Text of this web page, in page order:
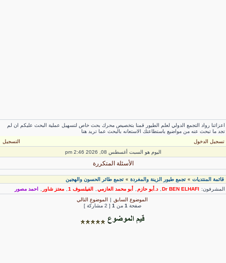
رواد التجمع الدولي لعلم الطيور قمنا بتخصيص محرك بحث خاص لتسهيل عملية البحث عليكم ان لم
ما تبحث عنه من مواضيع باستطاعتك الاستعانه بالبحث عما تريد هنا
تسجيل الدخول
التسجيل
اليوم هو السبت أغسطس 08, 2026 2:46 pm
الأسئلة المتكررة
قائمة المنتديات» تجمع طيور الزينة والمغردة» تجمع طائر الحسون والهجين
Dr BEN ELHAFI
, د.أبو حازم, أبو محمد العازمي , الفيلسوف 1 , معتز شاور
احمد مصور
الموضوع السابق| الموضوع التالي
صفحة1 من [ 2 مشاركة ]